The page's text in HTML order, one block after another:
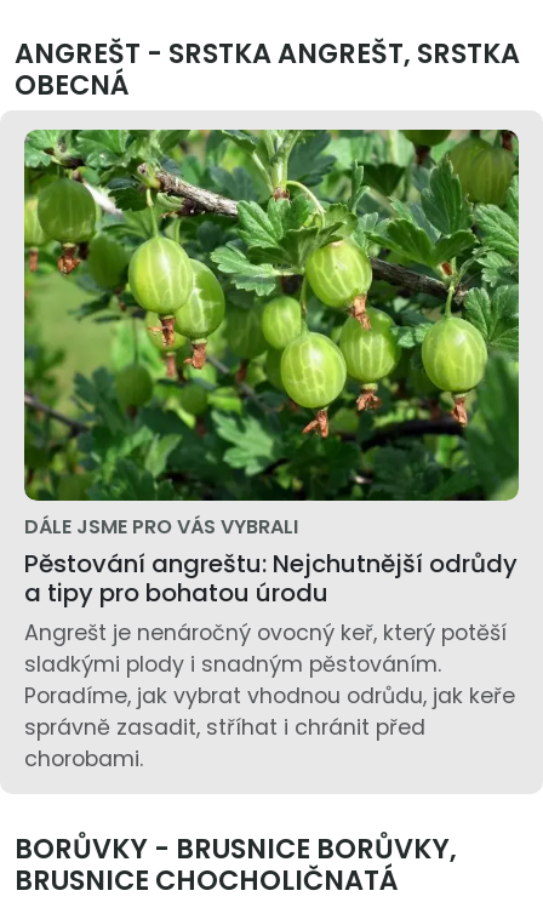
ANGREŠT - SRSTKA ANGREŠT, SRSTKA
OBECNÁ
DÁLE JSME PRO VÁS VYBRALI
Pěstování angreštu: Nejchutnější odrůdy
a tipy pro bohatou úrodu
Angrešt je nenáročný ovocný keř, který potěší
sladkými plody i snadným pěstováním.
Poradíme, jak vybrat vhodnou odrůdu, jak keře
správně zasadit, stříhat i chránit před
chorobami.
BORŮVKY - BRUSNICE BORŮVKY,
BRUSNICE CHOCHOLIČNATÁ